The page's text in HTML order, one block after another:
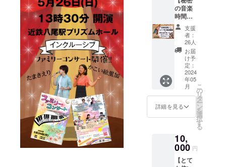
【たまきえ
りプロ
フィール】
東京都港区
小学生時に
入団した合
唱団をきっ
かけに歌う
ことが好き
音楽高校に
て本格的に
き、心
より感
謝で
す。 本
当にあ
りがと
うござ
いま
す！！
初めて
のクラ
ウド
ファン
クドキ
ドキ楽
しみな
気持ち
の音楽
時間を
お届け
しま
す！本
番に向
けて話
し合
い、何
度も練
習を重
ねてい
くリ
ハーサ
ルの1コ
一緒に
分かち
あいま
しょ
支援
者：
26人
お届
け予
定：
2024
年05
月
詳細を見る
こ
の
リ
タ
ー
ン
を
選
択
す
る
10,
000 円
【とて